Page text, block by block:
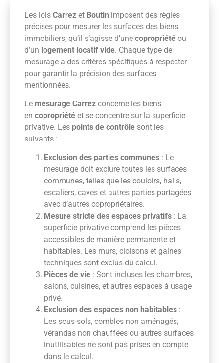
Les lois Carrez et Boutin imposent des règles
précises pour mesurer les surfaces des biens
immobiliers, qu’il s’agisse d’une copropriété ou
d’un logement locatif vide. Chaque type de
mesurage a des critères spécifiques à respecter
pour garantir la précision des surfaces
mentionnées.
Le mesurage Carrez concerne les biens
en copropriété et se concentre sur la superficie
privative. Les points de contrôle sont les
suivants :
Exclusion des parties communes : Le
mesurage doit exclure toutes les surfaces
communes, telles que les couloirs, halls,
escaliers, caves et autres parties partagées
avec d’autres copropriétaires.
Mesure stricte des espaces privatifs : La
superficie privative comprend les pièces
accessibles de manière permanente et
habitables. Les murs, cloisons et gaines
techniques sont exclus du calcul.
Pièces de vie : Sont incluses les chambres,
salons, cuisines, et autres espaces à usage
privé.
Exclusion des espaces non habitables :
Les sous-sols, combles non aménagés,
vérandas non chauffées ou autres surfaces
inutilisables ne sont pas prises en compte
dans le calcul.